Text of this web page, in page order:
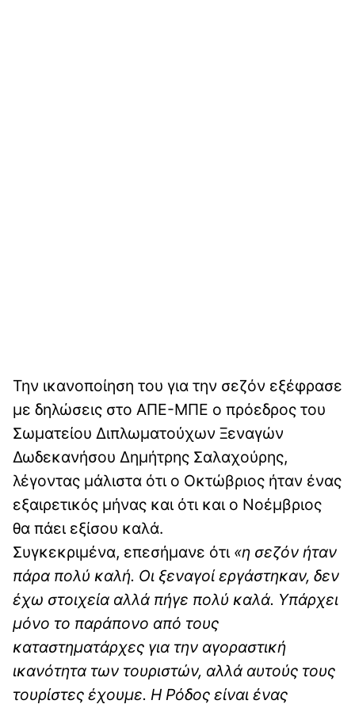
Την ικανοποίηση του για την σεζόν εξέφρασε
με δηλώσεις στο ΑΠΕ-ΜΠΕ ο πρόεδρος του
Σωματείου Διπλωματούχων Ξεναγών
Δωδεκανήσου Δημήτρης Σαλαχούρης,
λέγοντας μάλιστα ότι ο Οκτώβριος ήταν ένας
εξαιρετικός μήνας και ότι και ο Νοέμβριος
θα πάει εξίσου καλά.
Συγκεκριμένα, επεσήμανε ότι «η σεζόν ήταν
πάρα πολύ καλή. Οι ξεναγοί εργάστηκαν, δεν
έχω στοιχεία αλλά πήγε πολύ καλά. Υπάρχει
μόνο το παράπονο από τους
καταστηματάρχες για την αγοραστική
ικανότητα των τουριστών, αλλά αυτούς τους
τουρίστες έχουμε. Η Ρόδος είναι ένας